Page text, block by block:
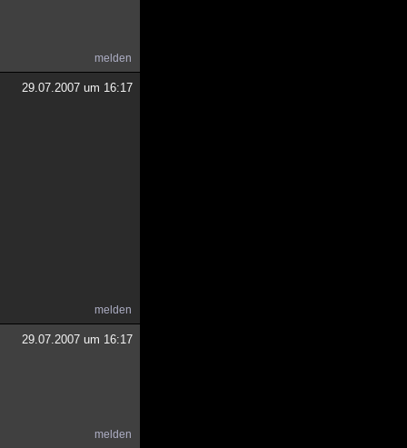
melden
29.07.2007 um 16:17
melden
29.07.2007 um 16:17
melden